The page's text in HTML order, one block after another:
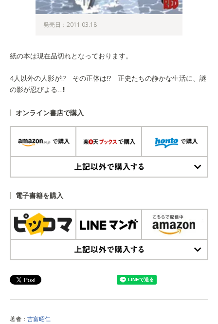
発売日：2011.03.18
紙の本は現在品切れとなっております。
4人以外の人影が!? その正体は!? 正史たちの静かな生活に、謎
の影が忍びよる…!!
オンライン書店で購入
電子書籍を購入
著者： 吉富昭仁